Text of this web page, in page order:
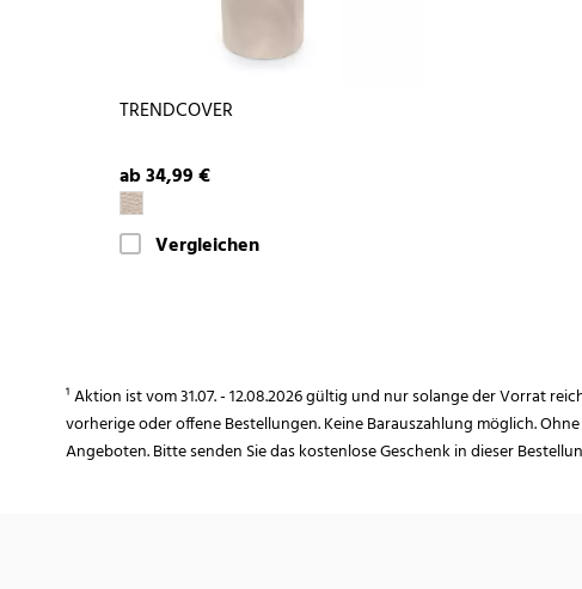
TRENDCOVER
ab 34,99 €
Vergleichen
¹ Aktion ist vom 31.07. - 12.08.2026 gültig und nur solange der Vorrat
vorherige oder offene Bestellungen. Keine Barauszahlung möglich.
Angeboten. Bitte senden Sie das kostenlose Geschenk in dieser